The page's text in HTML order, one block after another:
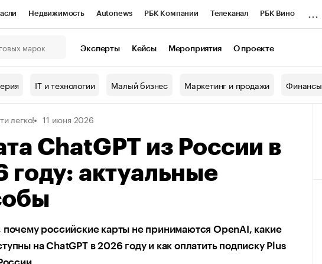
Недвижимость Autonews РБК Компании Телеканал РБК Вино
Проверка контрагентов
Эксперты Кейсы Мероприятия О проекте
IT и технологии Малый бизнес Маркетинг и продажи Финансы
легко! 11 июня 2026
ChatGPT из России в
году: актуальные
почему российские карты не принимаются OpenAI, какие
на ChatGPT в 2026 году и как оплатить подписку Plus